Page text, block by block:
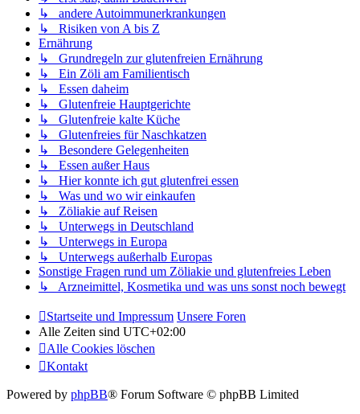
↳ andere Autoimmunerkrankungen
↳ Risiken von A bis Z
Ernährung
↳ Grundregeln zur glutenfreien Ernährung
↳ Ein Zöli am Familientisch
↳ Essen daheim
↳ Glutenfreie Hauptgerichte
↳ Glutenfreie kalte Küche
↳ Glutenfreies für Naschkatzen
↳ Besondere Gelegenheiten
↳ Essen außer Haus
↳ Hier konnte ich gut glutenfrei essen
↳ Was und wo wir einkaufen
↳ Zöliakie auf Reisen
↳ Unterwegs in Deutschland
↳ Unterwegs in Europa
↳ Unterwegs außerhalb Europas
Sonstige Fragen rund um Zöliakie und glutenfreies Leben
↳ Arzneimittel, Kosmetika und was uns sonst noch bewegt
Startseite und Impressum Unsere Foren
Alle Zeiten sind UTC+02:00
Alle Cookies löschen
Kontakt
Powered by phpBB® Forum Software © phpBB Limited